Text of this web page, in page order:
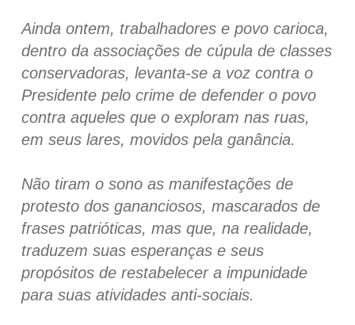
Ainda ontem, trabalhadores e povo carioca,
dentro da associações de cúpula de classes
conservadoras, levanta-se a voz contra o
Presidente pelo crime de defender o povo
contra aqueles que o exploram nas ruas,
em seus lares, movidos pela ganância.
Não tiram o sono as manifestações de
protesto dos gananciosos, mascarados de
frases patrióticas, mas que, na realidade,
traduzem suas esperanças e seus
propósitos de restabelecer a impunidade
para suas atividades anti-sociais.